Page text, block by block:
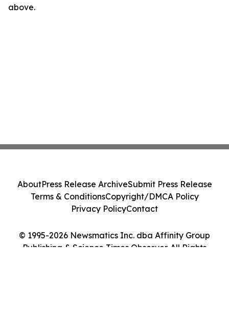
above.
© 1995-2026 Newsmatics Inc. dba Affinity Group
Publishing & Science Times Observer. All Rights
AboutPress Release ArchiveSubmit Press Release
Terms & ConditionsCopyright/DMCA Policy
Privacy PolicyContact